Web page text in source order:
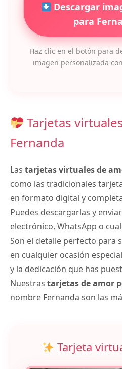
Descargar
para
Haz clic en el botón para
imagen personalizada
Tarjetas
Fernanda
Las tarjetas virtuales de
como las tradicionales
en formato digital y
Puedes descargarlas y
electrónico, WhatsApp o
Son el detalle perfecto para
en cualquier ocasión
y la dedicación que has
Nuestras tarjetas de amor
nombre Fernanda son las
Tarjeta